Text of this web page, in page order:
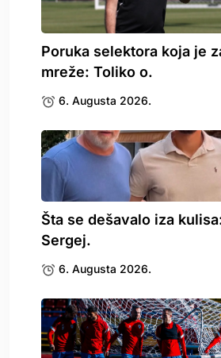
Poruka selektora koja je
mreže: Toliko o.
6. Augusta 2026.
Šta se dešavalo iza
Sergej.
6. Augusta 2026.